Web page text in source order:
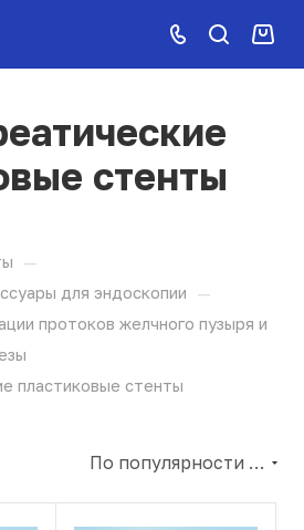
стенты
—
для эндоскопии —
протоков желчного пузыря и
пластиковые стенты
По популярности (убывание)